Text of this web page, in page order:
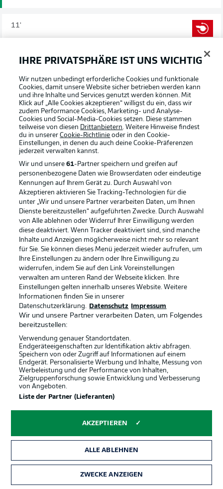
11'
Tor
Entscheidung
10'
JOSHUAMEES
TOR!
1:0
Torwahrscheinlichkeit
Torentfernung 10,66 m
Schenk pariert!
Wieder wird ein Fürther gefoult, Klaus legt sich den Ball
zentral vorm Tor und aus über 20 Metern zurecht - und
probiert es direkt! Schenk ist da.
Erste Verwarnung auf der anderen Seite
Frenkert lässt Futkeu in einem Zweikampf nicht los und
sieht dafür Gelb.
LUKASFRENKERT
6' Erstes knappes Ding!
Den folgenden Freistoß bringt der Gefoulte selbst scharf
vors Tor, wieder muss Körber die Fäuste zur Hilfe
IHRE PRIVATSPHÄRE IST UNS WICHTIG
Wir nutzen unbedingt erforderliche Cookies und funktionale
Cookies, damit unsere Website sicher betrieben werden kann
und ihre Inhalte und Services genutzt werden können. Mit
Klick auf „Alle Cookies akzeptieren“ willigst du ein, dass wir
zudem Performance Cookies, Marketing- und Analyse-
Cookies und Social-Media-Cookies setzen. Diese stammen
teilweise von diesen Drittanbietern. Weitere Hinweise findest
du in unsererCookie-Richtlinie oder in den Cookie-
Einstellungen, in denen du auch deine Cookie-Präferenzen
jederzeit verwalten kannst.
Wir und unsere61-Partner speichern und greifen auf
personenbezogene Daten wie Browserdaten oder eindeutige
Kennungen auf Ihrem Gerät zu. Durch Auswahl von
Akzeptieren aktivieren Sie Tracking-Technologien für die
unter „Wir und unsere Partner verarbeiten Daten, um Ihnen
Dienste bereitzustellen“ aufgeführten Zwecke. Durch Auswahl
von Alle ablehnen oder Widerruf Ihrer Einwilligung werden
diese deaktiviert. Wenn Tracker deaktiviert sind, sind manche
Inhalte und Anzeigen möglicherweise nicht mehr so relevant
für Sie. Sie können dieses Menü jederzeit wieder aufrufen, um
Ihre Einstellungen zu ändern oder Ihre Einwilligung zu
widerrufen, indem Sie auf den Link Voreinstellungen
verwalten am unteren Rand der Webseite klicken. Ihre
Einstellungen gelten innerhalb unseres Website. Weitere
Informationen finden Sie in unserer
Datenschutzerklärung.
Datenschutz Impressum
Wir und unsere Partner verarbeiten Daten, um Folgendes
bereitzustellen:
Verwendung genauer Standortdaten.
Endgeräteeigenschaften zur Identifikation aktiv abfragen.
Speichern von oder Zugriff auf Informationen auf einem
Endgerät. Personalisierte Werbung und Inhalte, Messung von
Werbeleistung und der Performance von Inhalten,
Zielgruppenforschung sowie Entwicklung und Verbesserung
von Angeboten.
Liste der Partner (Lieferanten)
AKZEPTIEREN
ALLE ABLEHNEN
ZWECKE ANZEIGEN